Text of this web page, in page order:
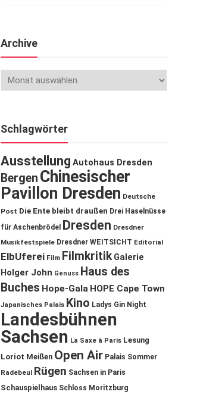
Archive
Schlagwörter
Ausstellung Autohaus Dresden
Bergen Chinesischer
Pavillon Dresden Deutsche
Post Die Ente bleibt draußen Drei Haselnüsse
für Aschenbrödel
Dresden Dresdner
Musikfestspiele Dresdner WEITSICHT Editorial
ElbUferei Film Filmkritik Galerie
Holger John Genuss Haus des
Buches Hope-Gala HOPE Cape Town
Japanisches Palais Kino Ladys Gin Night
Landesbühnen
Sachsen La Saxe à Paris Lesung
Loriot Meißen Open Air Palais Sommer
Radebeul Rügen Sachsen in Paris
Schauspielhaus Schloss Moritzburg